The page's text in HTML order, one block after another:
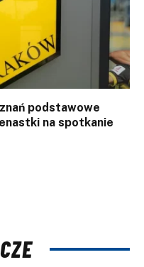
podstawowe
na spotkanie